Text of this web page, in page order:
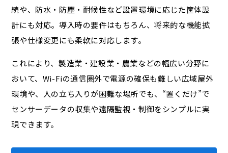
続や、防水・防塵・耐候性など設置環境に応じた筐体設
計にも対応。導入時の要件はもちろん、将来的な機能拡
張や仕様変更にも柔軟に対応します。
これにより、製造業・建設業・農業などの幅広い分野に
おいて、Wi-Fiの通信圏外で電源の確保も難しい広域屋外
環境や、人の立ち入りが困難な場所でも、“置くだけ”で
センサーデータの収集や遠隔監視・制御をシンプルに実
現できます。